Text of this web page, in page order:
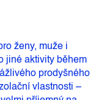
ženy, muže i
jiné aktivity během
prodyšného
vlastnosti –